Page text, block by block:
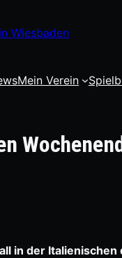
Wiesbaden
Mein Verein
in der